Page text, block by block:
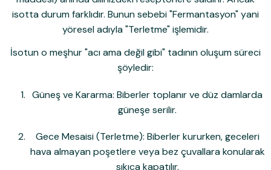
isotta durum farklıdır. Bunun sebebi"Fermantasyon"yani
yöresel adıyla"Terletme"işlemidir.
İsotun o meşhur "acı ama değil gibi" tadının oluşum süreci
şöyledir:
Güneş ve Kararma: Biberler toplanır ve düz damlarda
güneşe serilir.
Gece Mesaisi (Terletme): Biberler kururken, geceleri
hava almayan poşetlere veya bez çuvallara konularak
sıkıca kapatılır.